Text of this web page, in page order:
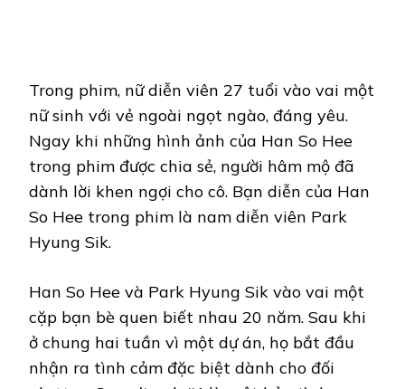
Trong phim, nữ diễn viên 27 tuổi vào vai một
nữ sinh với vẻ ngoài ngọt ngào, đáng yêu.
Ngay khi những hình ảnh của Han So Hee
trong phim được chia sẻ, người hâm mộ đã
dành lời khen ngợi cho cô. Bạn diễn của Han
So Hee trong phim là nam diễn viên Park
Hyung Sik.
Han So Hee và Park Hyung Sik vào vai một
cặp bạn bè quen biết nhau 20 năm. Sau khi
ở chung hai tuần vì một dự án, họ bắt đầu
nhận ra tình cảm đặc biệt dành cho đối